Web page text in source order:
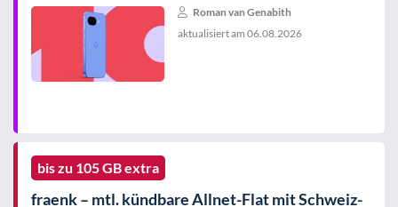
Roman van Genabith
aktualisiert am 06.08.2026
bis zu 105 GB extra
fraenk – mtl. kündbare Allnet-Flat mit Schweiz-